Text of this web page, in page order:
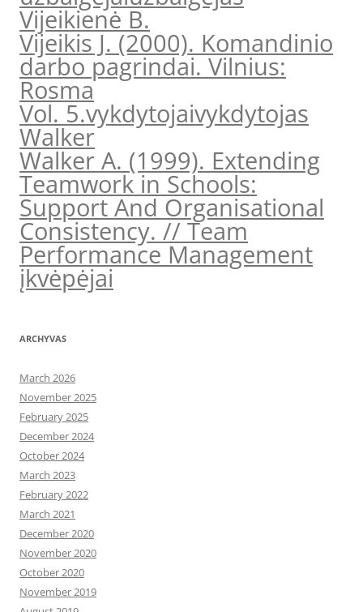
Vijeikienė B.
Vijeikis J. (2000). Komandinio
darbo pagrindai. Vilnius:
Rosma
Vol. 5.vykdytojaivykdytojas
Walker
Walker A. (1999). Extending
Teamwork in Schools:
Support And Organisational
Consistency. // Team
Performance Management
įkvėpėjai
ARCHYVAS
March 2026
November 2025
February 2025
December 2024
October 2024
March 2023
February 2022
March 2021
December 2020
November 2020
October 2020
November 2019